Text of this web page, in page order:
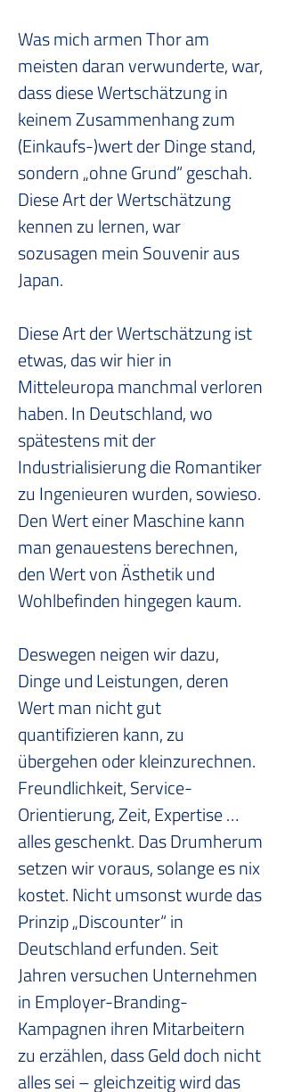
Was mich armen Thor am
meisten daran verwunderte, war,
dass diese Wertschätzung in
keinem Zusammenhang zum
(Einkaufs-)wert der Dinge stand,
sondern „ohne Grund“ geschah.
Diese Art der Wertschätzung
kennen zu lernen, war
sozusagen mein Souvenir aus
Japan.
Diese Art der Wertschätzung ist
etwas, das wir hier in
Mitteleuropa manchmal verloren
haben. In Deutschland, wo
spätestens mit der
Industrialisierung die Romantiker
zu Ingenieuren wurden, sowieso.
Den Wert einer Maschine kann
man genauestens berechnen,
den Wert von Ästhetik und
Wohlbefinden hingegen kaum.
Deswegen neigen wir dazu,
Dinge und Leistungen, deren
Wert man nicht gut
quantifizieren kann, zu
übergehen oder kleinzurechnen.
Freundlichkeit, Service-
Orientierung, Zeit, Expertise …
alles geschenkt. Das Drumherum
setzen wir voraus, solange es nix
kostet. Nicht umsonst wurde das
Prinzip „Discounter“ in
Deutschland erfunden. Seit
Jahren versuchen Unternehmen
in Employer-Branding-
Kampagnen ihren Mitarbeitern
zu erzählen, dass Geld doch nicht
alles sei – gleichzeitig wird das